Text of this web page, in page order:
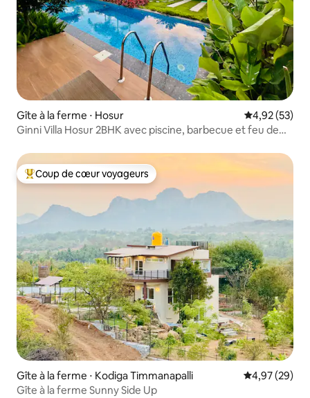
Gîte à la ferme ⋅ Hosur Évaluation
4,92 (53)
Ginni Villa Hosur 2BHK avec piscine, barbecue et feu de
Coups de cœur voyageurs les plus appréciés
Coup de cœur voyageurs
Gîte à la ferme ⋅ Kodiga Timmanapalli Évaluation
4,97 (29)
Gîte à la ferme Sunny Side Up